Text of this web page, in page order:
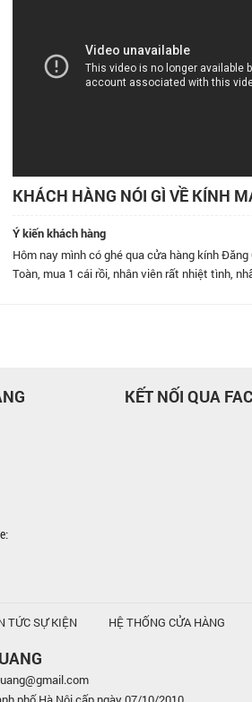
KHÁCH HÀNG NÓI GÌ VỀ KÍNH
Ý kiến khách hàng
mình có ghé qua cửa hàng kính Đăng Quang ở
1 cái rồi, nhân viên rất nhiệt tình, nhất định
KẾT NỐI QUA
TỨC SỰ KIỆN HỆ THỐNG CỬA HÀNG